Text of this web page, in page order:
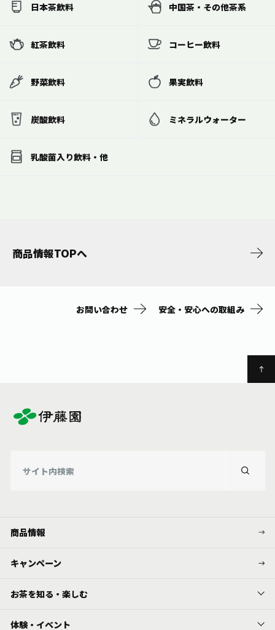
日本茶飲料 中国茶・その他茶系
紅茶飲料 コーヒー飲料
野菜飲料 果実飲料
炭酸飲料 ミネラルウォーター
乳酸菌入り飲料・他
商品情報TOPへ
お問い合わせ 安全・安心への取組み
商品情報
キャンペーン
お茶を知る・楽しむ
体験・イベント